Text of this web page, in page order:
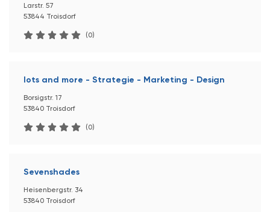
Larstr. 57
53844 Troisdorf
(0)
lots and more - Strategie - Marketing - Design
Borsigstr. 17
53840 Troisdorf
(0)
Sevenshades
Heisenbergstr. 34
53840 Troisdorf